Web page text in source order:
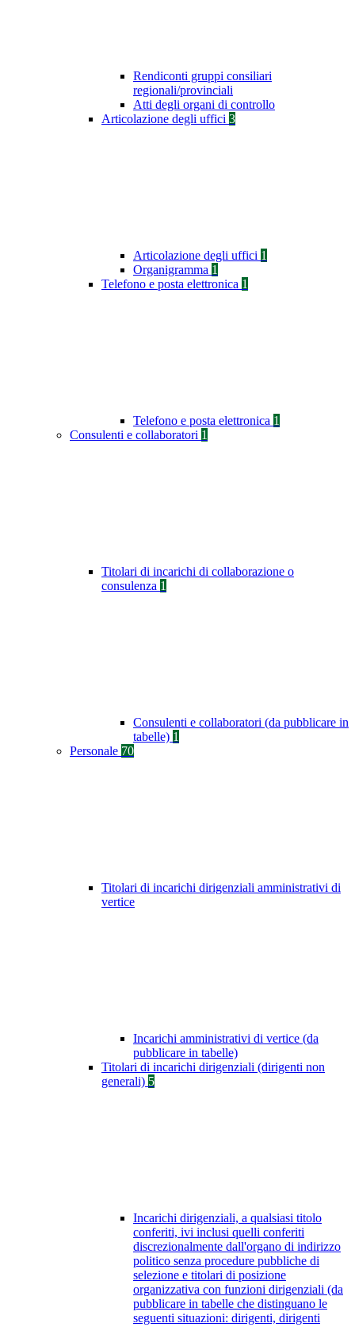
Rendiconti gruppi consiliari
regionali/provinciali
Atti degli organi di controllo
Articolazione degli uffici 3
Articolazione degli uffici 1
Organigramma 1
Telefono e posta elettronica 1
Telefono e posta elettronica 1
Consulenti e collaboratori 1
Titolari di incarichi di collaborazione o
consulenza 1
Consulenti e collaboratori (da pubblicare in
tabelle) 1
Personale 70
Titolari di incarichi dirigenziali amministrativi di
vertice
Incarichi amministrativi di vertice (da
pubblicare in tabelle)
Titolari di incarichi dirigenziali (dirigenti non
generali) 5
Incarichi dirigenziali, a qualsiasi titolo
conferiti, ivi inclusi quelli conferiti
discrezionalmente dall'organo di indirizzo
politico senza procedure pubbliche di
selezione e titolari di posizione
organizzativa con funzioni dirigenziali (da
pubblicare in tabelle che distinguano le
seguenti situazioni: dirigenti, dirigenti